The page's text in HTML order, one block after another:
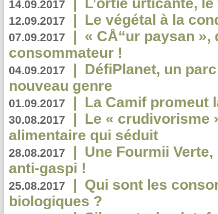
14.09.2017
12.09.2017 | Le végétal à la
07.09.2017 | « CÅ“ur paysan
consommateur !
04.09.2017 | DéfiPlanet, un
nouveau genre
01.09.2017 | La Camif promeut
30.08.2017 | Le « crudivorisme
alimentaire qui séduit
28.08.2017 | Une Fourmii
anti-gaspi !
25.08.2017 | Qui sont les
biologiques ?